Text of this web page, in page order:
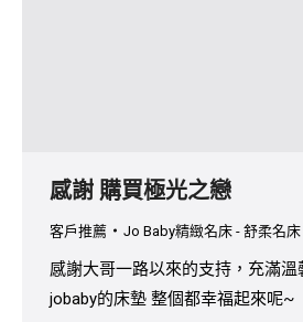
感謝 購買極光之戀
客戶推薦 Jo Baby精緻名床 - 舒柔名床
感謝大哥一路以來的支持，充滿溫
jobaby的床墊 整個都幸福起來呢~